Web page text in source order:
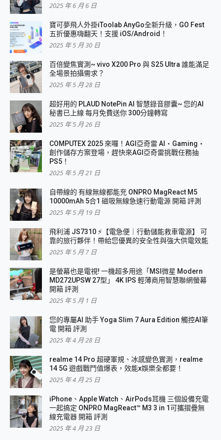
2025 年 6 月 6 日
寶可夢飛人外掛iToolab AnyGo全新升級，GO Fest
五折優惠嗨翻天！支援 iOS/Android！
2025 年 5 月 30 日
百倍變焦實測~ vivo X200 Pro 與 S25 Ultra 誰能滿足
全場景拍攝需求？
2025 年 5 月 28 日
超好用的 PLAUD NotePin AI 智慧錄音膠囊~ 您的AI
秘書已上線 每月免費送你 300分鐘轉寫
2025 年 5 月 26 日
COMPUTEX 2025 來囉！AGI亞奇雷 AI・Gaming・
創作儲存方案登場，趕快來AGI亞奇雷挑戰任務抽
PS5！
2025 年 5 月 21 日
自帶線的 有線無線都能充 ONPRO MagReact M5
10000mAh 5合1 磁吸無線急速行動電源 開箱 評測
2025 年 5 月 19 日
飛利浦 JS7310 ⚡【電急便｜行動儲能救車電源】 可
靠的旅行夥伴！帶給您優異的安全性與強大供電效能
2025 年 5 月 7 日
是螢幕也是電視! 一機超多用途「MSI微星 Modern
MD272UPSW 27型」 4K IPS 輕薄商用智慧聯網螢幕
開箱 評測
2025 年 5 月 1 日
您的專屬AI 助手 Yoga Slim 7 Aura Edition 觸控AI筆
電 開箱 評測
2025 年 4 月 28 日
realme 14 Pro 超硬軍規、冰感變色實測，realme
14 5G 遊戲戰鬥值爆表，效能x娛樂全都要！
2025 年 4 月 25 日
iPhone、Apple Watch、AirPods耳機 三個設備充電
一起搞定 ONPRO MagReact™ M3 3 in 1可攜摺疊無
線充電器 開箱 評測
2025 年 4 月 23 日